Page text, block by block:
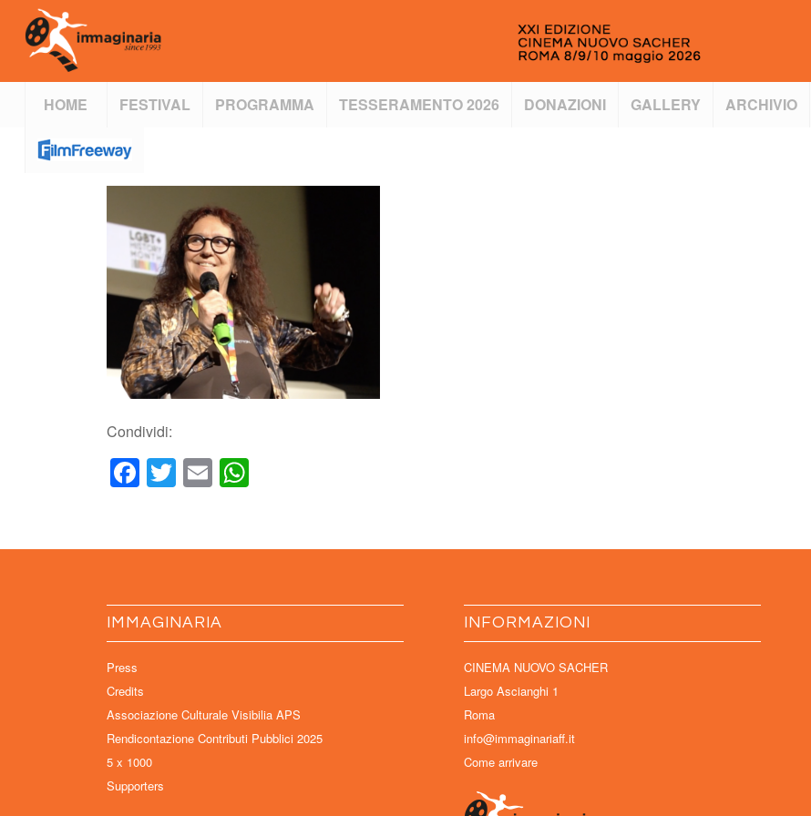
HOME FESTIVAL PROGRAMMA TESSERAMENTO 2026 DONAZIONI GALLERY ARCHIVIO
Condividi:
Facebook
Twitter
Email
IMMAGINARIA
Press
Credits
Associazione Culturale Visibilia APS
Rendicontazione Contributi Pubblici 2025
5 x 1000
Supporters
INFORMAZIONI
CINEMA NUOVO SACHER
Largo Ascianghi 1
Roma
info@immaginariaff.it
Come arrivare